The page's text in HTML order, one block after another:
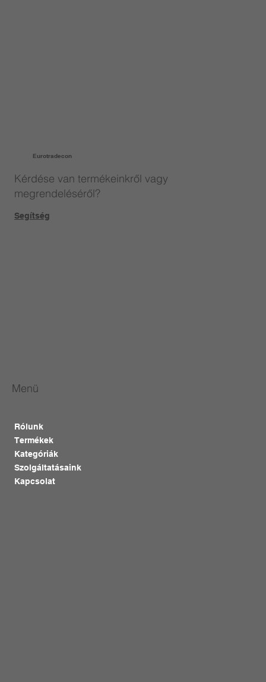
Eurotradecon
Kérdése van termékeinkről vagy
megrendeléséről?
Segítség
Menü
Rólunk
Termékek
Kategóriák
Szolgáltatásaink
Kapcsolat